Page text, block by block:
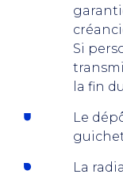
Si
la fin
Le
La